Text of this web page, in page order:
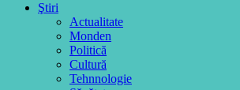
Ştiri
Actualitate
Monden
Politică
Cultură
Tehnnologie